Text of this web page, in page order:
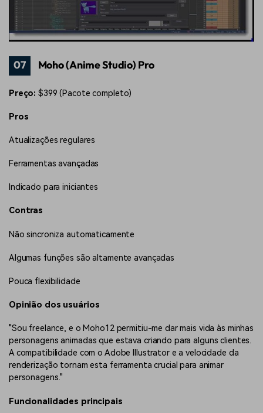
07 Moho (Anime Studio) Pro
Preço: $399 (Pacote completo)
Pros
Atualizações regulares
Ferramentas avançadas
Indicado para iniciantes
Contras
Não sincroniza automaticamente
Algumas funções são altamente avançadas
Pouca flexibilidade
Opinião dos usuários
"Sou freelance, e o Moho12 permitiu-me dar mais vida às minhas
personagens animadas que estava criando para alguns clientes.
A compatibilidade com o Adobe Illustrator e a velocidade da
renderização tornam esta ferramenta crucial para animar
personagens."
Funcionalidades principais